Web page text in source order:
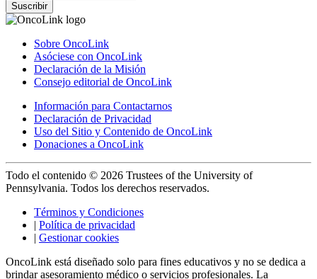
Suscribir
Sobre OncoLink
Asóciese con OncoLink
Declaración de la Misión
Consejo editorial de OncoLink
Información para Contactarnos
Declaración de Privacidad
Uso del Sitio y Contenido de OncoLink
Donaciones a OncoLink
Todo el contenido © 2026 Trustees of the University of
Pennsylvania. Todos los derechos reservados.
Términos y Condiciones
| Política de privacidad
| Gestionar cookies
OncoLink está diseñado solo para fines educativos y no se dedica a
brindar asesoramiento médico o servicios profesionales. La